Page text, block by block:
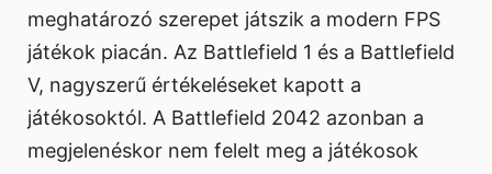
meghatározó szerepet játszik a modern FPS
játékok piacán. Az Battlefield 1 és a Battlefield
V, nagyszerű értékeléseket kapott a
játékosoktól. A Battlefield 2042 azonban a
megjelenéskor nem felelt meg a játékosok